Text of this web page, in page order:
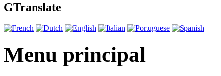
GTranslate
Menu principal